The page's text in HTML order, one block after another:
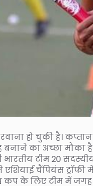
हो चुकी है।
बनाने का अच्छा
भारतीय टीम 20
चैंपियंस ट्रॉफी
कप के लिए टीम में